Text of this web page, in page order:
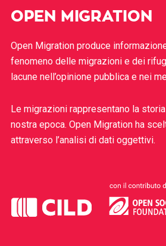
OPEN MIGRATION
Open Migration produce
fenomeno delle migrazioni e dei
lacune nell’opinione pubblica e nei
Le migrazioni rappresentano la
nostra epoca. Open Migration ha
attraverso l’analisi di dati oggettivi.